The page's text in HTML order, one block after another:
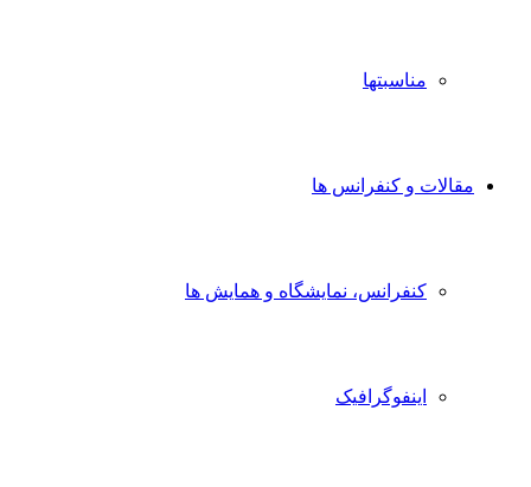
مناسبتها
و کنفرانس ها
کنفرانس، نمایشگاه و همایش ها
اینفوگرافیک